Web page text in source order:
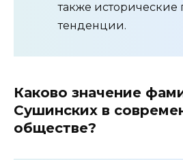
также исторические
тенденции.
Каково значение
Сушинских в
обществе?